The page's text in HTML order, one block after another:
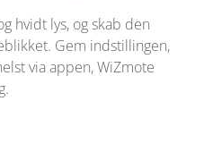
hvidt lys, og skab den
Gem indstillingen,
via appen, WiZmote